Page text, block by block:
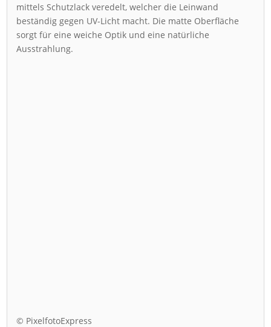
mittels Schutzlack veredelt, welcher die Leinwand
beständig gegen UV-Licht macht. Die matte Oberfläche
sorgt für eine weiche Optik und eine natürliche
Ausstrahlung.
© PixelfotoExpress